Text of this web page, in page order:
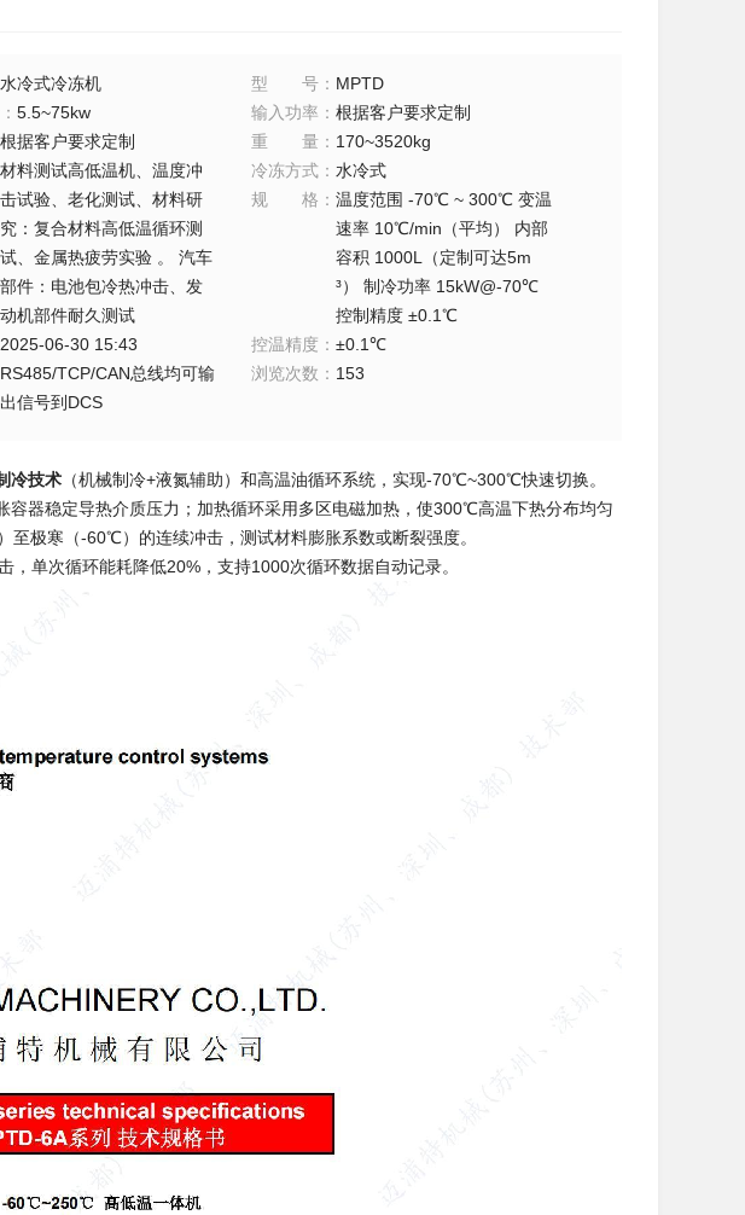
水冷式冷冻机 型号 ： MPTD
： 5.5~75kw 输入功率 ：根据客户要求定制
根据客户要求定制 重量 ： 170~3520kg
材料测试高低温机、温度冲
击试验、老化测试、材料研
究：复合材料高低温循环测
试、金属热疲劳实验 。 汽车
部件：电池包冷热冲击、发
动机部件耐久测试
冷冻方式 ：水冷式
规格 ：温度范围 -70℃ ~ 300℃ 变温
速率 10℃/min（平均） 内部
容积 1000L（定制可达5m
³） 制冷功率 15kW@-70℃
控制精度 ±0.1℃
2025-06-30 15:43 控温精度 ：±0.1℃
RS485/TCP/CAN总线均可输
出信号到DCS
浏览次数 ： 153
冷技术 ​（机械制冷+液氮辅助）和高温油循环系统，实现-70℃~300℃快速切换。
器稳定导热介质压力；加热循环采用多区电磁加热，使300℃高温下热分布均匀
至极寒（-60℃）的连续冲击，测试材料膨胀系数或断裂强度。
单次循环能耗降低20%，支持1000次循环数据自动记录。